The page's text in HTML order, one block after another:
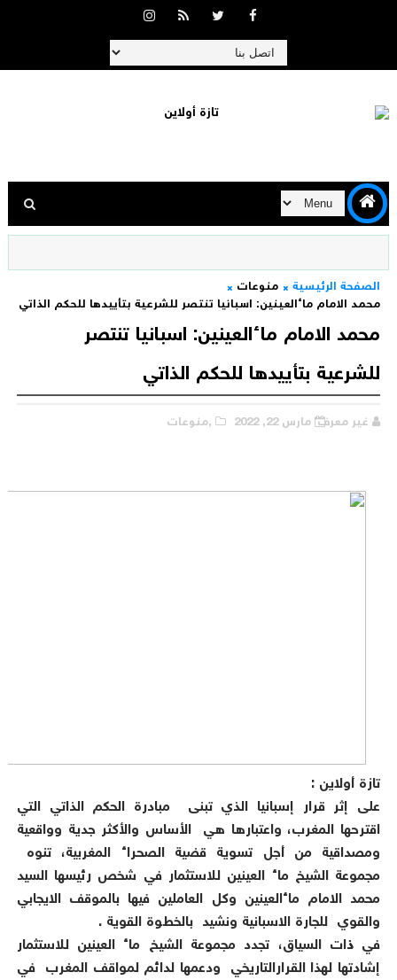
الصفحة الرئيسية
منوعات
محمد الامام ماءالعينين: اسبانيا تنتصر للشرعية بتأييدها للحكم الذاتي
محمد الامام ماءالعينين: اسبانيا تنتصر
للشرعية بتأييدها للحكم الذاتي
غير معرف مارس 22, 2022 ,منوعات
تازة أولاين :
على إثر قرار إسبانيا الذي تبنى مبادرة الحكم الذاتي التي
اقترحها المغرب، واعتبارها هي الأساس والأكثر جدية وواقعية
ومصداقية من أجل تسوية قضية الصحراء المغربية، تنوه
مجموعة الشيخ ماء العينين للاستثمار في شخص رئيسها السيد
محمد الامام ماءالعينين وكل العاملين فيها بالموقف الايجابي
والقوي للجارة الاسبانية ونشيد بالخطوة القوية .
في ذات السياق، تجدد مجموعة الشيخ ماء العينين للاستثمار
إشادتها لهذا القرارالتاريخي ودعمها لدائم لمواقف المغرب في